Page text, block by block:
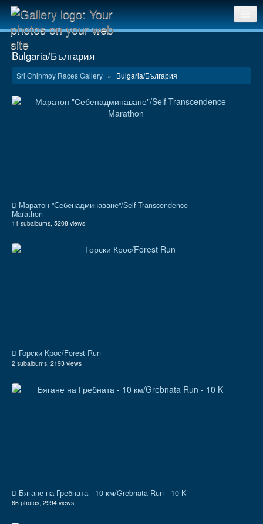
Gallery home
Bulgaria/България
Sri Chinmoy Races Gallery » Bulgaria/България
Маратон "Себенадминаване"/Self-Transcendence
Marathon
11 subalbums, 5208 views
Горски Крос/Forest Run
2 subalbums, 2193 views
Бягане на Гребната - 10 км/Grebnata Run - 10 K
66 photos, 2994 views